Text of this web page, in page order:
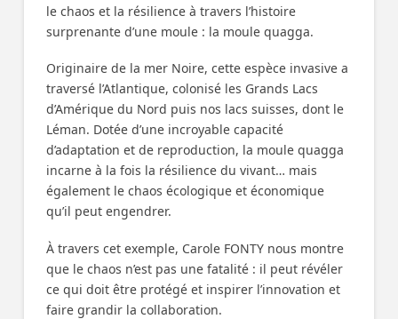
le chaos et la résilience à travers l’histoire
surprenante d’une moule : la moule quagga.
Originaire de la mer Noire, cette espèce invasive a
traversé l’Atlantique, colonisé les Grands Lacs
d’Amérique du Nord puis nos lacs suisses, dont le
Léman. Dotée d’une incroyable capacité
d’adaptation et de reproduction, la moule quagga
incarne à la fois la résilience du vivant… mais
également le chaos écologique et économique
qu’il peut engendrer.
À travers cet exemple, Carole FONTY nous montre
que le chaos n’est pas une fatalité : il peut révéler
ce qui doit être protégé et inspirer l’innovation et
faire grandir la collaboration.